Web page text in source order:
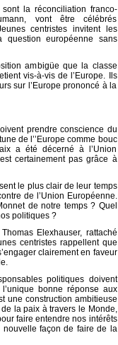
la réconciliation franco-
vont être célébrés
centristes invitent les
européenne sans
ambigüe que la classe
vis-à-vis de l’Europe. Ils
sur l’Europe prononcé à la
prendre conscience du
de l’’Europe comme bouc
a été décerné à l’Union
certainement pas grâce à
le plus clair de leur temps
de l’Union Européenne.
de notre temps ? Quel
politiques ?
Elexhauser, rattaché
centristes rappellent que
clairement en faveur
politiques doivent
bonne réponse aux
une construction ambitieuse
la paix à travers le Monde,
faire entendre nos intérêts
façon de faire de la